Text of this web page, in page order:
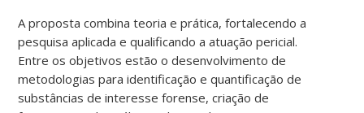
A proposta combina teoria e prática, fortalecendo a
pesquisa aplicada e qualificando a atuação pericial.
Entre os objetivos estão o desenvolvimento de
metodologias para identificação e quantificação de
substâncias de interesse forense, criação de